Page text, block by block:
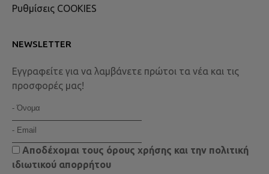
Ρυθμίσεις COOKIES
NEWSLETTER
Εγγραφείτε για να λαμβάνετε πρώτοι τα νέα και τις
προσφορές μας!
Αποδέχομαι τους όρους χρήσης και την πολιτική
ιδιωτικού απορρήτου